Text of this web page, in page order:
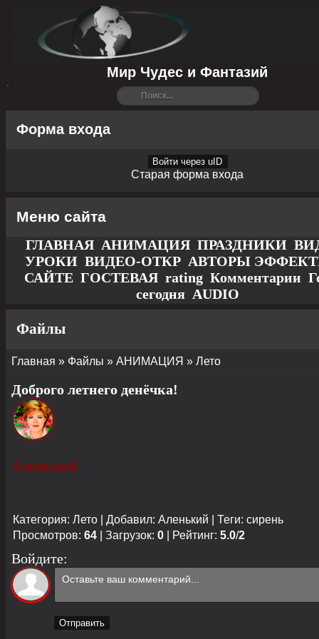
Мир Чудес и Фантазий
Форма входа
Войти через uID
Старая форма входа
Меню сайта
ГЛАВНАЯ АНИМАЦИЯ ПРАЗДНИКИ
УРОКИ ВИДЕО-ОТКР АВТОРЫ
САЙТЕ ГОСТЕВАЯ rating Комментарии
сегодня AUDIO
Файлы
Главная » Файлы » АНИМАЦИЯ » Лето
Доброго летнего денёчка!
Аленький
Категория: Лето Добавил: Аленький Теги: сирень
Просмотров: 64 Загрузок: 0 Рейтинг: 5.0/2
Войдите:
Отправить